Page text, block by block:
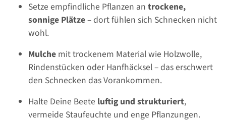
Setze empfindliche Pflanzen an trockene,
sonnige Plätze– dort fühlen sich Schnecken nicht
wohl.
Mulche mit trockenem Material wie Holzwolle,
Rindenstücken oder Hanfhäcksel – das erschwert
den Schnecken das Vorankommen.
Halte Deine Beete luftig und strukturiert,
vermeide Staufeuchte und enge Pflanzungen.